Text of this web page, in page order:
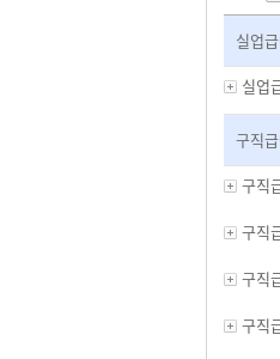
실업
실업
구직
구직
구직
구직
구직